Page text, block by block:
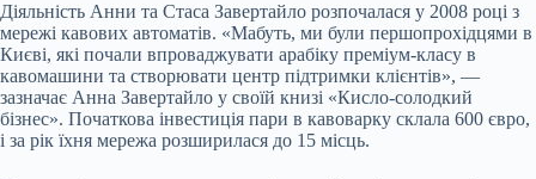
Діяльність Анни та Стаса Завертайло розпочалася у 2008 році з
мережі кавових автоматів. «Мабуть, ми були першопрохідцями в
Києві, які почали впроваджувати арабіку преміум-класу в
кавомашини та створювати центр підтримки клієнтів», —
зазначає Анна Завертайло у своїй книзі «Кисло-солодкий
бізнес». Початкова інвестиція пари в кавоварку склала 600 євро,
і за рік їхня мережа розширилася до 15 місць.